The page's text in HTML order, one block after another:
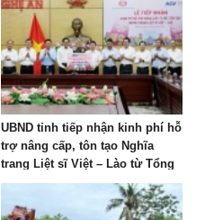
UBND tỉnh tiếp nhận kinh phí hỗ
trợ nâng cấp, tôn tạo Nghĩa
trang Liệt sĩ Việt – Lào từ Tổng
Công ty Cảng hàng không Việt